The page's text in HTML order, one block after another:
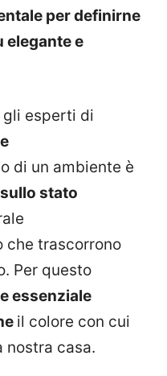
per definirne
elegante e
gli esperti di
di un ambiente è
stato
che trascorrono
Per questo
essenziale
il colore con cui
nostra casa.